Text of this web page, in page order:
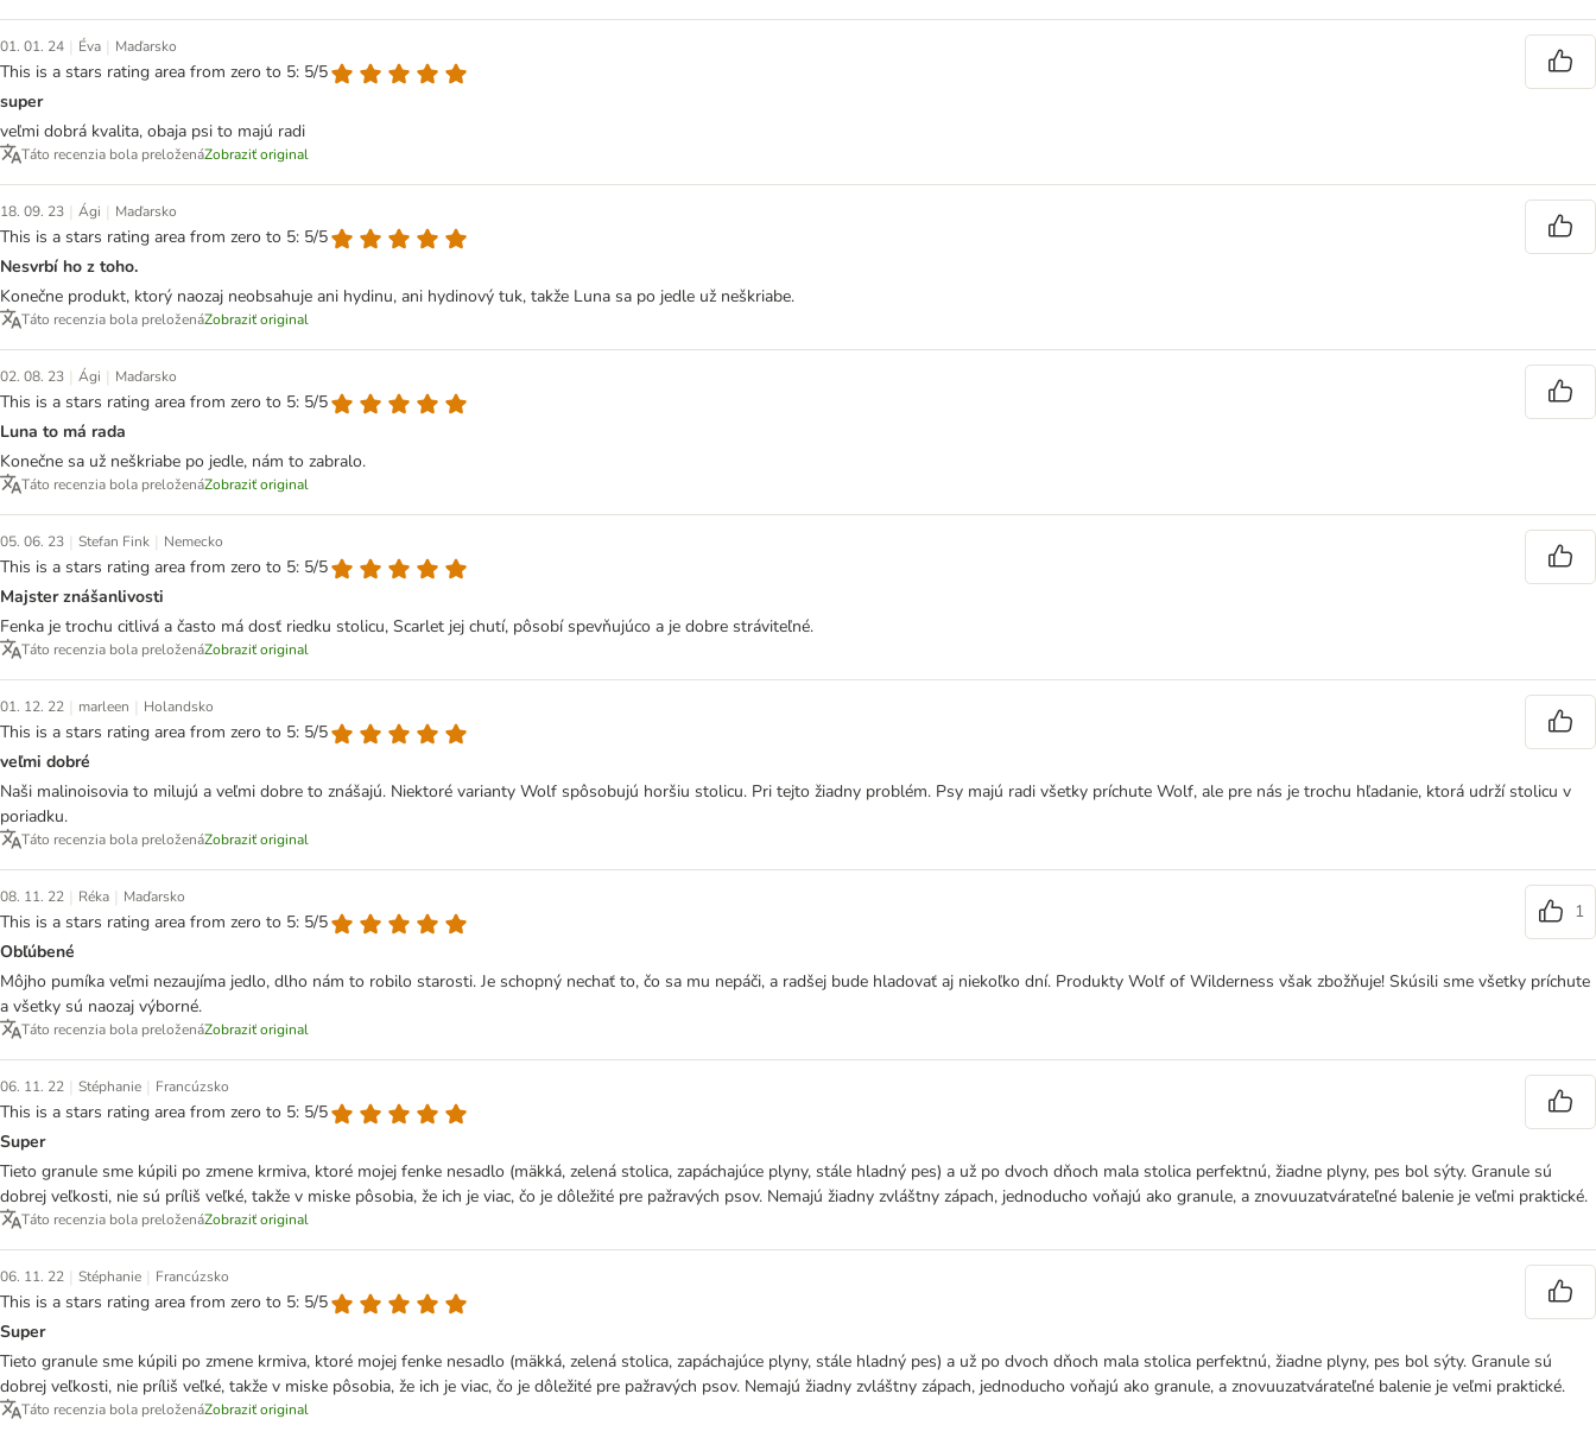
01. 01. 24 | Éva | Maďarsko
This is a stars rating area from zero to 5: 5/5
super
veľmi dobrá kvalita, obaja psi to majú radi
Táto recenzia bola preloženáZobraziť original
18. 09. 23 | Ági | Maďarsko
This is a stars rating area from zero to 5: 5/5
Nesvrbí ho z toho.
Konečne produkt, ktorý naozaj neobsahuje ani hydinu, ani hydinový tuk, takže Luna sa po jedle už neškriabe.
Táto recenzia bola preloženáZobraziť original
02. 08. 23 | Ági | Maďarsko
This is a stars rating area from zero to 5: 5/5
Luna to má rada
Konečne sa už neškriabe po jedle, nám to zabralo.
Táto recenzia bola preloženáZobraziť original
05. 06. 23 | Stefan Fink | Nemecko
This is a stars rating area from zero to 5: 5/5
Majster znášanlivosti
Fenka je trochu citlivá a často má dosť riedku stolicu, Scarlet jej chutí, pôsobí spevňujúco a je dobre stráviteľné.
Táto recenzia bola preloženáZobraziť original
01. 12. 22 | marleen | Holandsko
This is a stars rating area from zero to 5: 5/5
veľmi dobré
Naši malinoisovia to milujú a veľmi dobre to znášajú. Niektoré varianty Wolf spôsobujú horšiu stolicu. Pri tejto žiadny problém. Psy majú radi všetky príchute Wolf, ale pre nás je trochu hľadanie, ktorá udrží stolicu v
poriadku.
Táto recenzia bola preloženáZobraziť original
08. 11. 22 | Réka | Maďarsko
This is a stars rating area from zero to 5: 5/5
1
Obľúbené
Môjho pumíka veľmi nezaujíma jedlo, dlho nám to robilo starosti. Je schopný nechať to, čo sa mu nepáči, a radšej bude hladovať aj niekoľko dní. Produkty Wolf of Wilderness však zbožňuje! Skúsili sme všetky príchute
a všetky sú naozaj výborné.
Táto recenzia bola preloženáZobraziť original
06. 11. 22 | Stéphanie | Francúzsko
This is a stars rating area from zero to 5: 5/5
Super
Tieto granule sme kúpili po zmene krmiva, ktoré mojej fenke nesadlo (mäkká, zelená stolica, zapáchajúce plyny, stále hladný pes) a už po dvoch dňoch mala stolica perfektnú, žiadne plyny, pes bol sýty. Granule sú
dobrej veľkosti, nie sú príliš veľké, takže v miske pôsobia, že ich je viac, čo je dôležité pre pažravých psov. Nemajú žiadny zvláštny zápach, jednoducho voňajú ako granule, a znovuuzatvárateľné balenie je veľmi praktické.
Táto recenzia bola preloženáZobraziť original
06. 11. 22 | Stéphanie | Francúzsko
This is a stars rating area from zero to 5: 5/5
Super
Tieto granule sme kúpili po zmene krmiva, ktoré mojej fenke nesadlo (mäkká, zelená stolica, zapáchajúce plyny, stále hladný pes) a už po dvoch dňoch mala stolica perfektnú, žiadne plyny, pes bol sýty. Granule sú
dobrej veľkosti, nie príliš veľké, takže v miske pôsobia, že ich je viac, čo je dôležité pre pažravých psov. Nemajú žiadny zvláštny zápach, jednoducho voňajú ako granule, a znovuuzatvárateľné balenie je veľmi praktické.
Táto recenzia bola preloženáZobraziť original